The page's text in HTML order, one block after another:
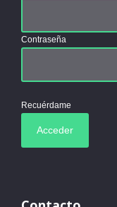
Contraseña
Recuérdame